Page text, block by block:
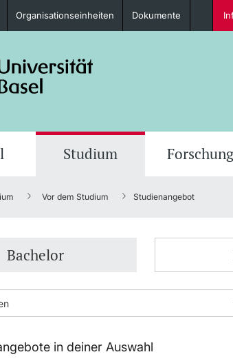
& Alumni
weitere
Organisationseinheiten Dokumente
Studium Forschung
Vor dem Studium Studienangebot
Bachelor
in deiner Auswahl